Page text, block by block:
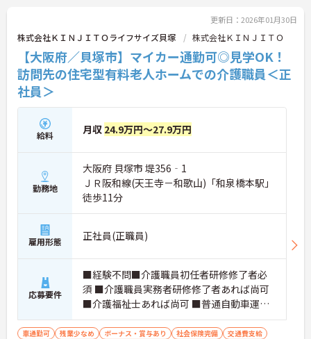
更新日：2026年01月30日
株式会社ＫＩＮＪＩＴＯライフサイズ貝塚 株式会社ＫＩＮＪＩＴＯ
【大阪府／貝塚市】マイカー通勤可◎見学OK！
訪問先の住宅型有料老人ホームでの介護職員＜正
社員＞
給料 月収 24.9万円～27.9万円
勤務地
大阪府 貝塚市 堤356‐1
ＪＲ阪和線(天王寺－和歌山)「和泉橋本駅」
徒歩11分
雇用形態 正社員(正職員)
応募要件
■経験不問■介護職員初任者研修修了者必
須 ■介護職員実務者研修修了者あれば尚可
■介護福祉士あれば尚可 ■普通自動車運転
免許あれば尚可
車通勤可 残業少なめ ボーナス・賞与あり 社会保険完備
交通費支給